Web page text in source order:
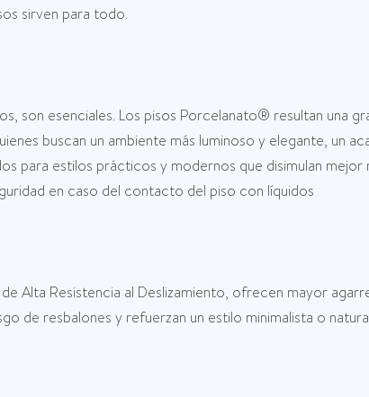
sirven para todo.
son esenciales. Los pisos Porcelanato® resultan una
buscan un ambiente más luminoso y elegante, un
para estilos prácticos y modernos que disimulan mejor
en caso del contacto del piso con líquidos
Alta Resistencia al Deslizamiento, ofrecen mayor
de resbalones y refuerzan un estilo minimalista o